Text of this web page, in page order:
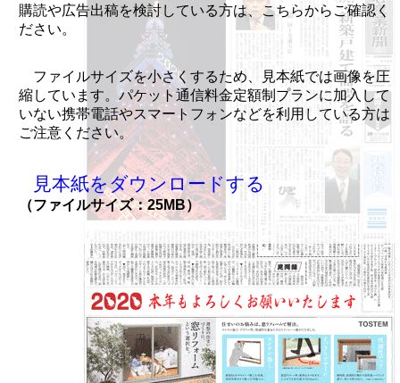
購読や広告出稿を検討している方は、こちらからご確認く
ださい。
ファイルサイズを小さくするため、見本紙では画像を圧
縮しています。パケット通信料金定額制プランに加入して
いない携帯電話やスマートフォンなどを利用している方は
ご注意ください。
見本紙をダウンロードする
（ファイルサイズ：25MB）